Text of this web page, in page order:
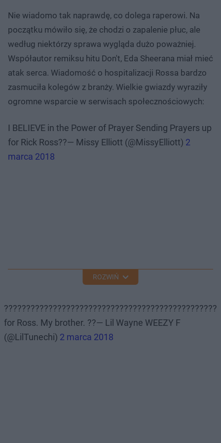
Nie wiadomo tak naprawdę, co dolega raperowi. Na
początku mówiło się, że chodzi o zapalenie płuc, ale
według niektórzy sprawa wygląda dużo poważniej.
Współautor remiksu hitu Don't, Eda Sheerana miał mieć
atak serca. Wiadomość o hospitalizacji Rossa bardzo
zasmuciła kolegów z branży. Wielkie gwiazdy wyraziły
ogromne wsparcie w serwisach społecznościowych:
I BELIEVE in the Power of Prayer Sending Prayers up
for Rick Ross??— Missy Elliott (@MissyElliott) 2
marca 2018
ROZWIŃ
????????????????????????????????????????????????
for Ross. My brother. ??— Lil Wayne WEEZY F
(@LilTunechi) 2 marca 2018